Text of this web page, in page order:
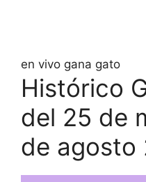
en vivo gana gato
Histórico
del 25 de
de agosto